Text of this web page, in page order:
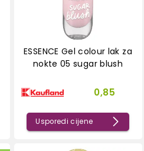
ESSENCE Gel colour lak za
nokte 05 sugar blush
0,85
Usporedi cijene